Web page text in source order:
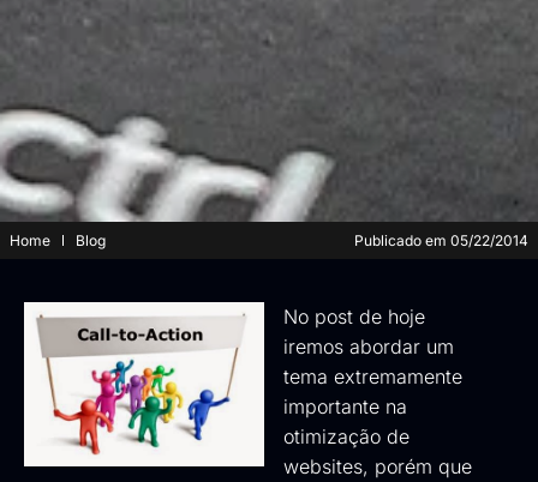
Home Blog Publicado em 05/22/2014
No post de hoje
iremos abordar um
tema extremamente
importante na
otimização de
websites, porém que